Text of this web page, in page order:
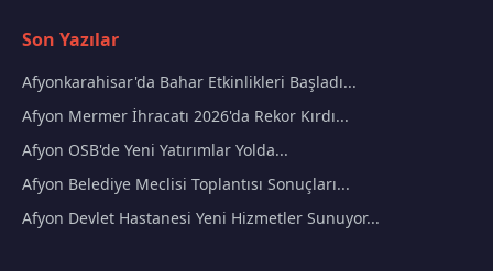
Son Yazılar
Afyonkarahisar'da Bahar Etkinlikleri Başladı...
Afyon Mermer İhracatı 2026'da Rekor Kırdı...
Afyon OSB'de Yeni Yatırımlar Yolda...
Afyon Belediye Meclisi Toplantısı Sonuçları...
Afyon Devlet Hastanesi Yeni Hizmetler Sunuyor...